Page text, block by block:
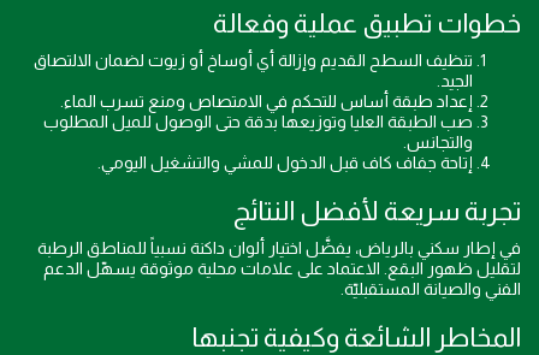
خطوات تطبيق عملية وفعالة
تنظيف السطح القديم وإزالة أي أوساخ أو زيوت لضمان الالتصاق
الجيد.
إعداد طبقة أساس للتحكم في الامتصاص ومنع تسرب الماء.
صب الطبقة العليا وتوزيعها بدقة حتى الوصول للميل المطلوب
والتجانس.
إتاحة جفاف كاف قبل الدخول للمشي والتشغيل اليومي.
تجربة سريعة لأفضل النتائج
في إطار سكني بالرياض، يفضَّل اختيار ألوان داكنة نسبياً للمناطق الرطبة
لتقليل ظهور البقع. الاعتماد على علامات محلية موثوقة يسهّل الدعم
الفني والصيانة المستقبليّة.
المخاطر الشائعة وكيفية تجنبها